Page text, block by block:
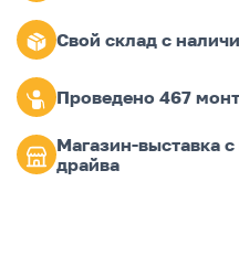
Свой склад с
Проведено 467
Магазин-выставка
драйва